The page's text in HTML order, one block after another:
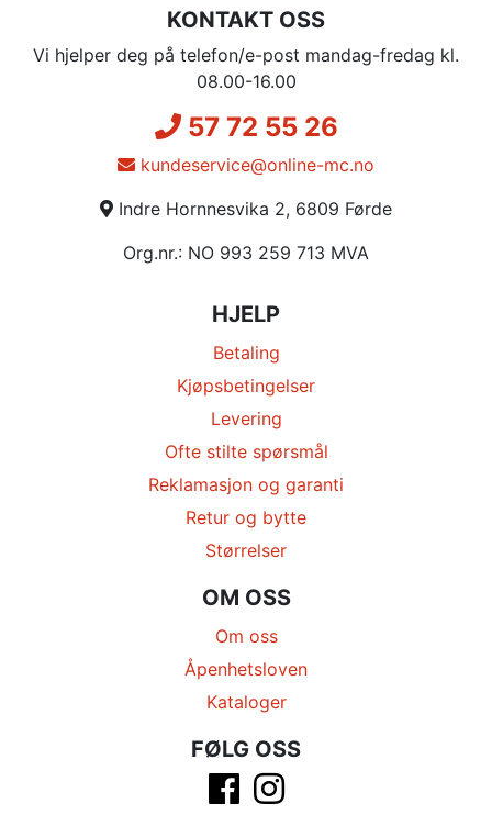
KONTAKT OSS
Vi hjelper deg på telefon/e-post mandag-fredag kl.
08.00-16.00
57 72 55 26
kundeservice@online-mc.no
Indre Hornnesvika 2, 6809 Førde
Org.nr.: NO 993 259 713 MVA
HJELP
Betaling
Kjøpsbetingelser
Levering
Ofte stilte spørsmål
Reklamasjon og garanti
Retur og bytte
Størrelser
OM OSS
Om oss
Åpenhetsloven
Kataloger
FØLG OSS